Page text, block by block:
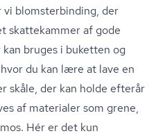
vi blom­ster­bin­ding, der
skattekammer af gode
bruges i buketten og
du kan lære at lave en
skåle, der kan holde efterår
af materialer som grene,
Hér er det kun